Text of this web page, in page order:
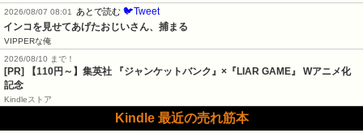
2026/08/07 08:01
あとで読む 🐦Tweet
インコを見せてあげたおじいさん、捕まる
VIPPERな俺
2026/08/10 まで！
[PR]
【110円～】集英社 『ジャンケットバンク』×『LIAR GAME』 Wアニメ化
記念
Kindleストア
Kindle 最近の売れ筋本